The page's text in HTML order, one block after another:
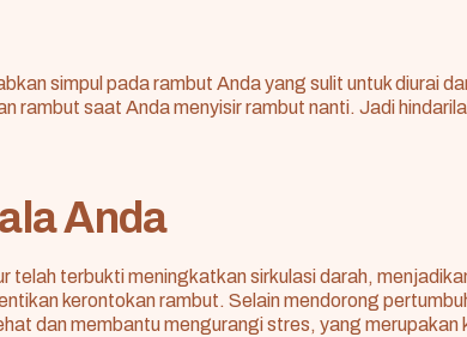
simpul pada rambut Anda yang sulit untuk diurai
rambut saat Anda menyisir rambut nanti. Jadi
Anda
telah terbukti meningkatkan sirkulasi darah,
kerontokan rambut. Selain mendorong
dan membantu mengurangi stres, yang merupakan